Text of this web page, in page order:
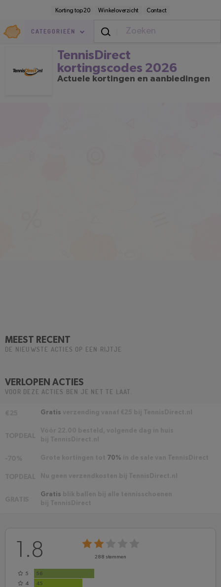
inhoud
Korting top 20 Winkeloverzicht Contact
Goedkoop.nl
CATEGORIEËN
TennisDirect kortingscodes 2026
TennisDirect
kortingscodes 2026
Actuele kortingen en aanbiedingen
MEEST RECENT
DE NIEUWSTE ACTIES OP EEN RIJTJE
VERLOPEN ACTIES
VOOR DEZE ACTIES BEN JE NET TE LAAT.
Gratis
70%
Gratis
1.8 288 stemmen
5
56
4
45